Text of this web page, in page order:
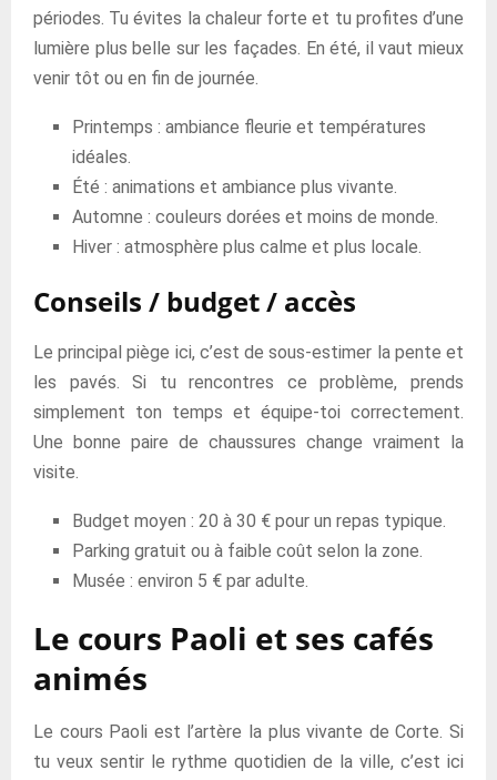
périodes. Tu évites la chaleur forte et tu profites d’une
lumière plus belle sur les façades. En été, il vaut mieux
venir tôt ou en fin de journée.
Printemps : ambiance fleurie et températures
idéales.
Été : animations et ambiance plus vivante.
Automne : couleurs dorées et moins de monde.
Hiver : atmosphère plus calme et plus locale.
Conseils / budget / accès
Le principal piège ici, c’est de sous-estimer la pente et
les pavés. Si tu rencontres ce problème, prends
simplement ton temps et équipe-toi correctement.
Une bonne paire de chaussures change vraiment la
visite.
Budget moyen : 20 à 30 € pour un repas typique.
Parking gratuit ou à faible coût selon la zone.
Musée : environ 5 € par adulte.
Le cours Paoli et ses cafés
animés
Le cours Paoli est l’artère la plus vivante de Corte. Si
tu veux sentir le rythme quotidien de la ville, c’est ici